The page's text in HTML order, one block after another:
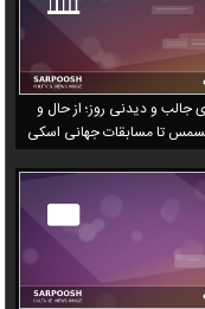
و دیدنی روز؛ از حال و
تا مسابقات جهانی اسکی